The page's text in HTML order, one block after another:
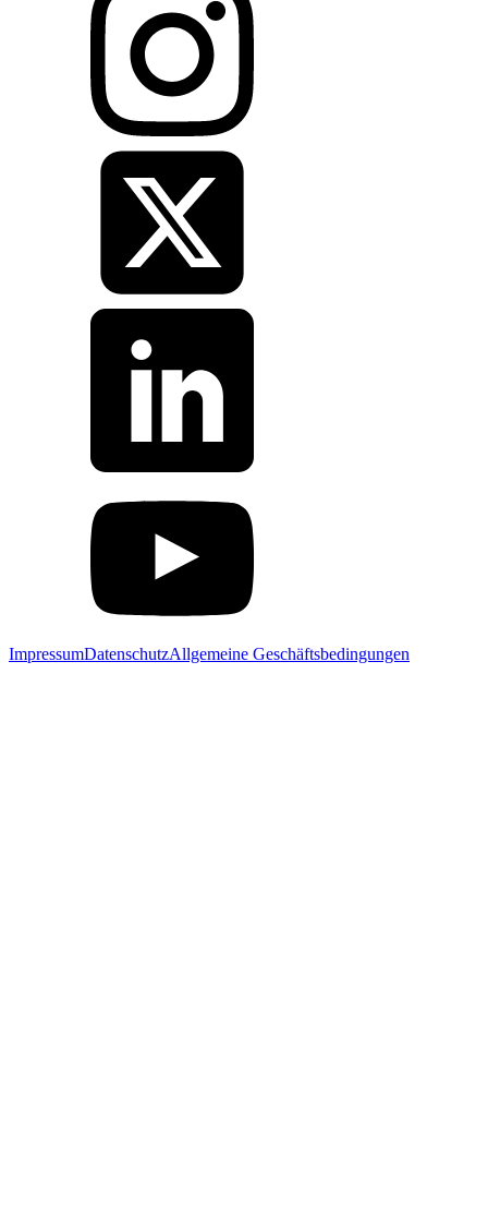
ImpressumDatenschutzAllgemeine Geschäftsbedingungen